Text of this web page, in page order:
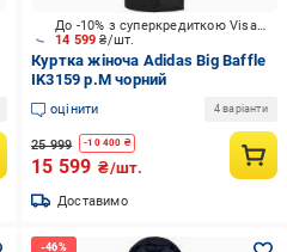
14 599₴/шт.
До -10% з суперкредиткою Visa Вигода
Куртка жіноча Adidas Big Baffle
IK3159 р.M чорний
оцінити 4 варіанти
25 999 -10 400 ₴
15 599 ₴/шт.
Доставимо